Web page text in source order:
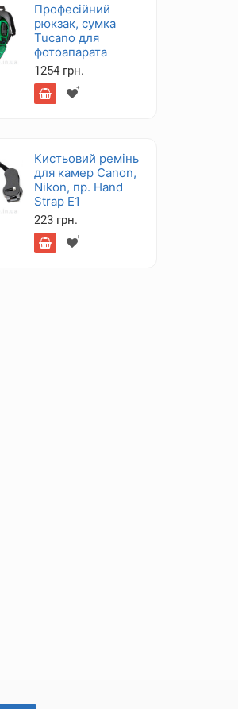
Професійний
рюкзак, сумка
Tucano для
фотоапарата
1254 грн.
Кистьовий ремінь
для камер Canon,
Nikon, пр. Hand
Strap E1
223 грн.